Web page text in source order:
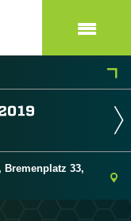
Bremenplatz 33,